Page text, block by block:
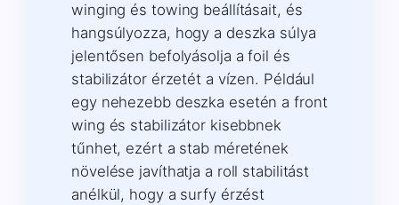
winging és towing beállításait, és
hangsúlyozza, hogy a deszka súlya
jelentősen befolyásolja a foil és
stabilizátor érzetét a vízen. Például
egy nehezebb deszka esetén a front
wing és stabilizátor kisebbnek
tűnhet, ezért a stab méretének
növelése javíthatja a roll stabilitást
anélkül, hogy a surfy érzést